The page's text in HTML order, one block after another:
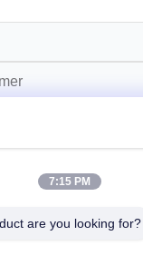
7:15 PM
are you looking for?